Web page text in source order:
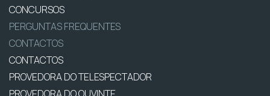
CONCURSOS
PERGUNTAS FREQUENTES
CONTACTOS
CONTACTOS
PROVEDORA DO TELESPECTADOR